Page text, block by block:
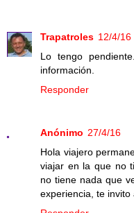
Trapatroles 12/4/16
Lo tengo
información.
Responder
Anónimo 27/4/16
Hola viajero
viajar en la que no
no tiene nada que
experiencia, te invito